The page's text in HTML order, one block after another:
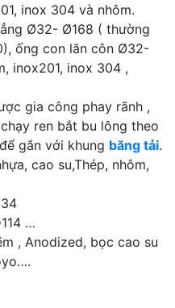
inox 304 và nhôm.
Ø32- Ø168 ( thường
ống con lăn côn Ø32-
inox201, inox 304 ,
gia công phay rãnh ,
ren bắt bu lông theo
gắn với khung băng tải.
cao su,Thép, nhôm,
…
, Anodized, bọc cao su